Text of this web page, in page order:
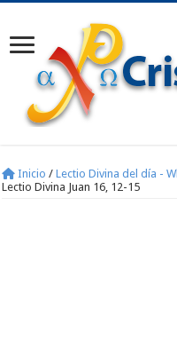
Inicio / Lectio Divina del día -
Lectio Divina Juan 16, 12-15